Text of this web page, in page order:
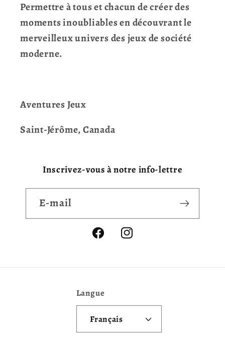
Permettre à tous et chacun de créer des
moments inoubliables en découvrant le
merveilleux univers des jeux de société
moderne.
Aventures Jeux
Saint-Jérôme, Canada
Inscrivez-vous à notre info-lettre
E-mail
FacebookInstagram
Langue
Français